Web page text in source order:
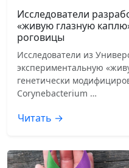
Исследователи
«живую глазную
роговицы
Исследователи из
экспериментальную
генетически
Corynebacterium …
Читать →